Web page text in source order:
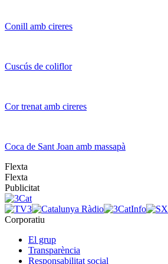
Conill amb cireres
Cuscús de coliflor
Cor trenat amb cireres
Coca de Sant Joan amb massapà
Flexta
Flexta
Publicitat
Corporatiu
El grup
Transparència
Responsabilitat social